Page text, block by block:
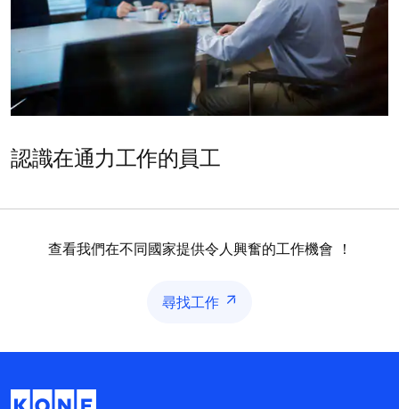
認識在通力工作的員工
查看我們在不同國家提供令人興奮的工作機會 ！
尋找工作